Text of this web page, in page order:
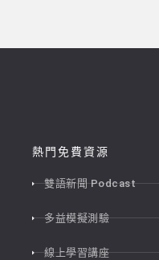
熱門免費資源
雙語新聞 Podcast
多益模擬測驗
線上學習講座